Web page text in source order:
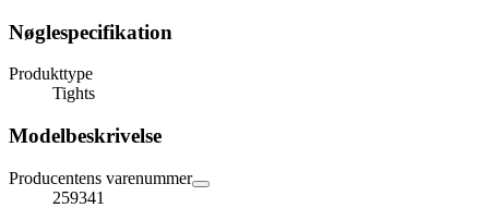
Nøglespecifikation
Produkttype
Tights
Modelbeskrivelse
Producentens varenummer
259341